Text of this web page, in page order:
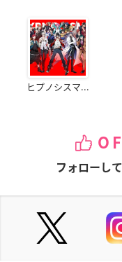
ヒプノシスマ...
フォローし